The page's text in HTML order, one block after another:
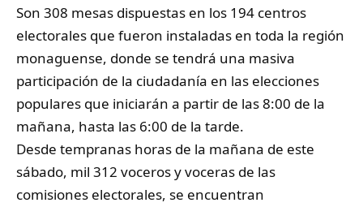
Son 308 mesas dispuestas en los 194 centros
electorales que fueron instaladas en toda la región
monaguense, donde se tendrá una masiva
participación de la ciudadanía en las elecciones
populares que iniciarán a partir de las 8:00 de la
mañana, hasta las 6:00 de la tarde.
Desde tempranas horas de la mañana de este
sábado, mil 312 voceros y voceras de las
comisiones electorales, se encuentran